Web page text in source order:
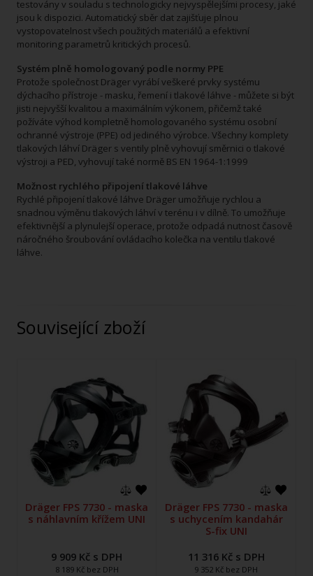
testovány v souladu s technologicky nejvyspělejšími procesy, jaké
jsou k dispozici. Automatický sběr dat zajišťuje plnou
vystopovatelnost všech použitých materiálů a efektivní
monitoring parametrů kritických procesů.
Systém plně homologovaný podle normy PPE
Protože společnost Dräger vyrábí veškeré prvky systému
dýchacího přístroje - masku, řemení i tlakové láhve - můžete si být
jisti nejvyšší kvalitou a maximálním výkonem, přičemž také
požíváte výhod kompletně homologovaného systému osobní
ochranné výstroje (PPE) od jediného výrobce. Všechny komplety
tlakových láhví Dräger s ventily plně vyhovují směrnici o tlakové
výstroji a PED, vyhovují také normě BS EN 1964-1:1999
Možnost rychlého připojení tlakové láhve
Rychlé připojení tlakové láhve Dräger umožňuje rychlou a
snadnou výměnu tlakových láhví v terénu i v dílně. To umožňuje
efektivnější a plynulejší operace, protože odpadá nutnost časově
náročného šroubování ovládacího kolečka na ventilu tlakové
láhve.
Související zboží
Dräger FPS 7730 - maska
s náhlavním křížem UNI
9 909 Kč s DPH
8 189 Kč bez DPH
Dräger FPS 7730 - maska
s uchycením kandahár
S-fix UNI
11 316 Kč s DPH
9 352 Kč bez DPH